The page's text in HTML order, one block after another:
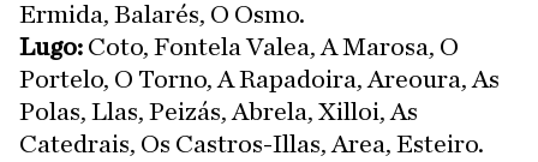
Ermida, Balarés, O Osmo.
Lugo: Coto, Fontela Valea, A Marosa, O
Portelo, O Torno, A Rapadoira, Areoura, As
Polas, Llas, Peizás, Abrela, Xilloi, As
Catedrais, Os Castros-Illas, Area, Esteiro.